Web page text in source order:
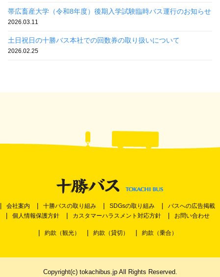
帯広畜産大学（令和8年度）後期入学試験臨時バス運行のお知らせ
2026.03.11
土日祝日の十勝バス本社での回数券の取り扱いについて
2026.02.25
会社案内 十勝バスの取り組み SDGsの取り組み
バスへの広告掲載
個人情報保護方針
カスタマーハラスメント対応方針 お問い合わせ
約款（観光） 約款（貸切） 約款（乗合）
Copyright(c) tokachibus.jp All Rights Reserved.